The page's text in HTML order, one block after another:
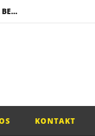
Neuzugang im Team – SOMETHING ABOUT… BENI WELKER
KONTAKT